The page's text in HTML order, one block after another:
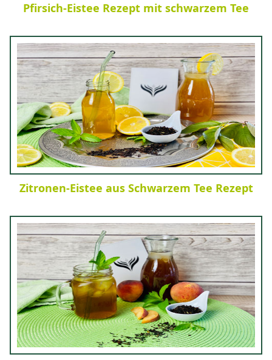
Pfirsich-Eistee Rezept mit schwarzem Tee
Zitronen-Eistee aus Schwarzem Tee Rezept